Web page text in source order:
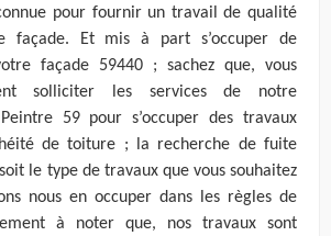
pour fournir un travail de qualité
façade. Et mis à part s’occuper de
façade 59440 ; sachez que, vous
solliciter les services de notre
59 pour s’occuper des travaux
de toiture ; la recherche de fuite
le type de travaux que vous souhaitez
nous en occuper dans les règles de
à noter que, nos travaux sont